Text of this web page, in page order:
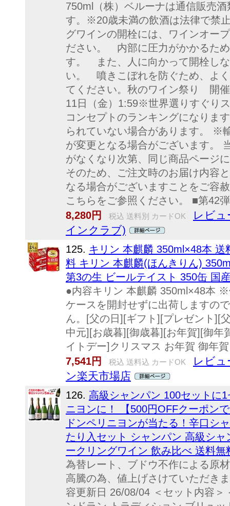
750ml（株）ベルーナは通信販売
す。※20歳未満の飲酒は法律で禁
グワインの開栓には、ワインオー
ださい。 内部に圧力がかかるた
す。 また、人に向かって開栓し
い。 噴きこぼれを防ぐため、よ
てください。秋のワイン祭り 開
11日（金）1:59※世界選りすぐり
コンセプトのランキングになりま
られていない場合があります。 ※
が変更となる場合がございます。
がなくなり次第、同じ商品ページ
そのため、ご注文時のお届け内容
なる場合がございますことをご容
こちらをご参照ください。 ■第42弾
8,280円
税込 送料別 カードOK
レビュ
インクラブ)
125. キリン 本麒麟 350ml×48本
料 キリン 本麒麟(ほんきりん)
第3の生 ビールテイスト 350缶 国
●内容キリン 本麒麟 350ml×48本
ケースを開封せずに出荷しますの
ん。[父の日][ギフト][プレゼント][
中元][お歳暮][御歳暮][お年賀][御年
イトデー]クリスマス お年賀 御年
7,541円
税込 送料込 カードOK
レビュ
ン楽天市場店
126. 高級シャンパン 100セットに
ニヨンに！ 【500円OFFクーポン
ドンペリニヨンが当たる！辛口シ
たり入セット シャンパン 高級シ
ークリングワイン 飲み比べ 送料無
為替レート、ブドウ不作による原
高騰の為、値上げさけていただき
容更新日 26/08/04 ＜セット内容